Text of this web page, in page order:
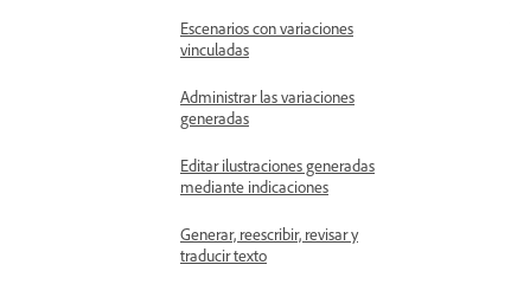
Escenarios con variaciones
vinculadas
Administrar las variaciones
generadas
Editar ilustraciones generadas
mediante indicaciones
Generar, reescribir, revisar y
traducir texto